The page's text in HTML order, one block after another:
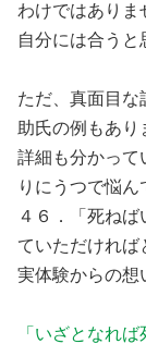
わけではありま
自分には合う
ただ、真面目な
助氏の例もあ
詳細も分かって
りにうつで悩
４６．「死ね
ていただければ
実体験からの想
「いざとなれ